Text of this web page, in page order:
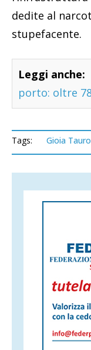
dedite al
stupefacente.
Leggi anche:
porto: oltre
Tags: Gioia Tauro